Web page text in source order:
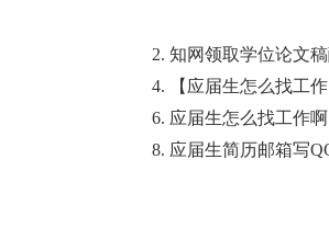
2. 知网领取学位论文
4. 【应届生怎么找工
6. 应届生怎么找工作
8. 应届生简历邮箱写